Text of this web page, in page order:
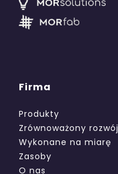
Firma
Produkty
Zrównoważony rozwój
Wykonane na miarę
Zasoby
O nas